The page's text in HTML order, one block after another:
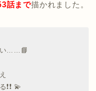
話まで描かれました。
い……📘
💫